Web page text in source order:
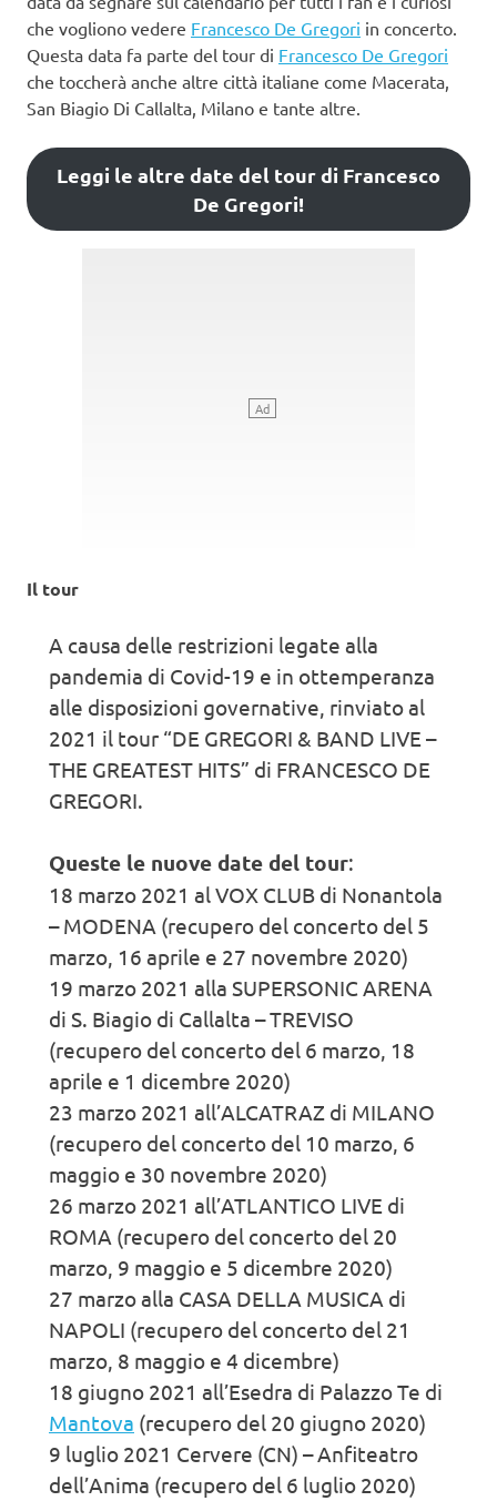
che vogliono vedere Francesco De Gregori in concerto.
Questa data fa parte del tour di Francesco De Gregori
che toccherà anche altre città italiane come Macerata,
San Biagio Di Callalta, Milano e tante altre.
Leggi le altre date del tour di Francesco
De Gregori!
Il tour
A causa delle restrizioni legate alla
pandemia di Covid-19 e in ottemperanza
alle disposizioni governative, rinviato al
2021 il tour “DE GREGORI & BAND LIVE –
THE GREATEST HITS” di FRANCESCO DE
GREGORI.
Queste le nuove date del tour:
18 marzo 2021 al VOX CLUB di Nonantola
– MODENA (recupero del concerto del 5
marzo, 16 aprile e 27 novembre 2020)
19 marzo 2021 alla SUPERSONIC ARENA
di S. Biagio di Callalta – TREVISO
(recupero del concerto del 6 marzo, 18
aprile e 1 dicembre 2020)
23 marzo 2021 all’ALCATRAZ di MILANO
(recupero del concerto del 10 marzo, 6
maggio e 30 novembre 2020)
26 marzo 2021 all’ATLANTICO LIVE di
ROMA (recupero del concerto del 20
marzo, 9 maggio e 5 dicembre 2020)
27 marzo alla CASA DELLA MUSICA di
NAPOLI (recupero del concerto del 21
marzo, 8 maggio e 4 dicembre)
18 giugno 2021 all’Esedra di Palazzo Te di
Mantova (recupero del 20 giugno 2020)
9 luglio 2021 Cervere (CN) – Anfiteatro
dell’Anima (recupero del 6 luglio 2020)